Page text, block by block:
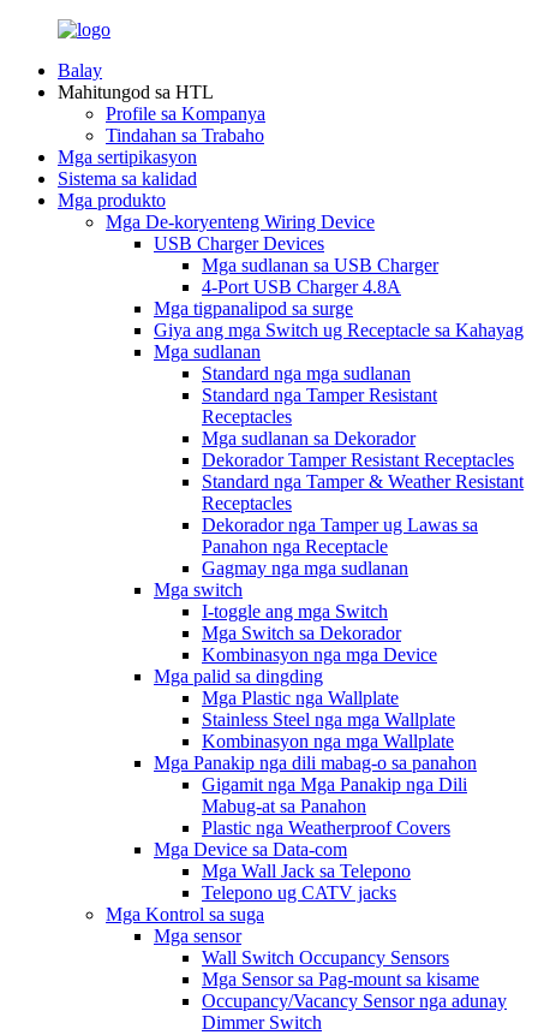
Balay
Mahitungod sa HTL
Profile sa Kompanya
Tindahan sa Trabaho
Mga sertipikasyon
Sistema sa kalidad
Mga produkto
Mga De-koryenteng Wiring Device
USB Charger Devices
Mga sudlanan sa USB Charger
4-Port USB Charger 4.8A
Mga tigpanalipod sa surge
Giya ang mga Switch ug Receptacle sa Kahayag
Mga sudlanan
Standard nga mga sudlanan
Standard nga Tamper Resistant
Receptacles
Mga sudlanan sa Dekorador
Dekorador Tamper Resistant Receptacles
Standard nga Tamper & Weather Resistant
Receptacles
Dekorador nga Tamper ug Lawas sa
Panahon nga Receptacle
Gagmay nga mga sudlanan
Mga switch
I-toggle ang mga Switch
Mga Switch sa Dekorador
Kombinasyon nga mga Device
Mga palid sa dingding
Mga Plastic nga Wallplate
Stainless Steel nga mga Wallplate
Kombinasyon nga mga Wallplate
Mga Panakip nga dili mabag-o sa panahon
Gigamit nga Mga Panakip nga Dili
Mabug-at sa Panahon
Plastic nga Weatherproof Covers
Mga Device sa Data-com
Mga Wall Jack sa Telepono
Telepono ug CATV jacks
Mga Kontrol sa suga
Mga sensor
Wall Switch Occupancy Sensors
Mga Sensor sa Pag-mount sa kisame
Occupancy/Vacancy Sensor nga adunay
Dimmer Switch